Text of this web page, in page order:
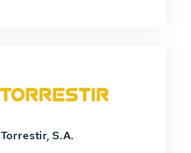
Torrestir, S.A.